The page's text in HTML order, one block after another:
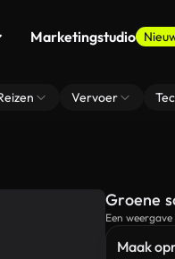
Marketingstudio
Vervoer
Maak
Groene
Een